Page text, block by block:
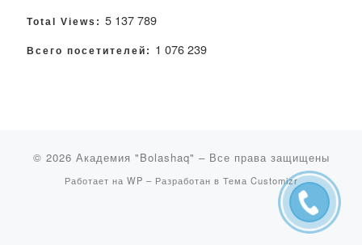
Total Views: 5 137 789
Всего посетителей: 1 076 239
© 2026 Академия "Bolashaq" – Все права защищены
Работает на WP – Разработан в Тема Customizr